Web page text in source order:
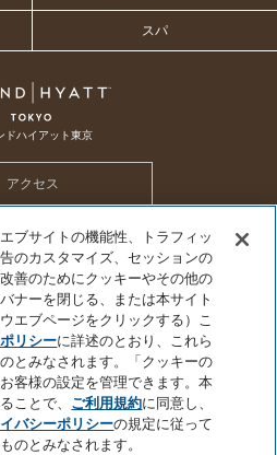
スパ
ドハイアット東京
アクセス
ジン 採用情報 CSR SDGs
バシーポリシー クッキーセンター
ださい プライバシーポリシー 会社概要
ついて サイトマップ
Hyatt Corporation
ブサイトの機能性、トラフィッ
のカスタマイズ、セッションの
善のためにクッキーやその他の
ナーを閉じる、または本サイト
エブページをクリックする）こ
リシーに詳述のとおり、これら
とみなされます。「クッキーの
客様の設定を管理できます。本
ことで、 ご利用規約に同意し、
バシーポリシーの規定に従って
のとみなされます。